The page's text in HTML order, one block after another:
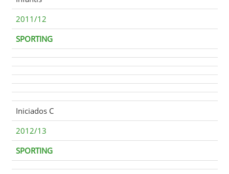
2011/12
SPORTING
Iniciados C
2012/13
SPORTING